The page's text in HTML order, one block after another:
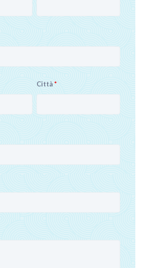
Città*